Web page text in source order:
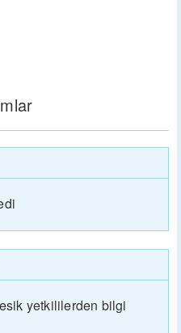
yetkililerden bilgi